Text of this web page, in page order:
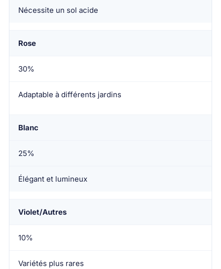
Nécessite un sol acide
Rose
30%
Adaptable à différents jardins
Blanc
25%
Élégant et lumineux
Violet/Autres
10%
Variétés plus rares